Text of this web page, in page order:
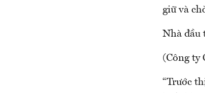
giữ và
Nhà đầu
(Công ty
“Trước